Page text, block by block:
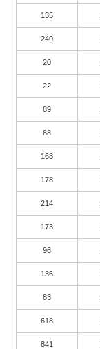
135
240
20
22
89
88
168
178
214
173
96
136
83
618
841